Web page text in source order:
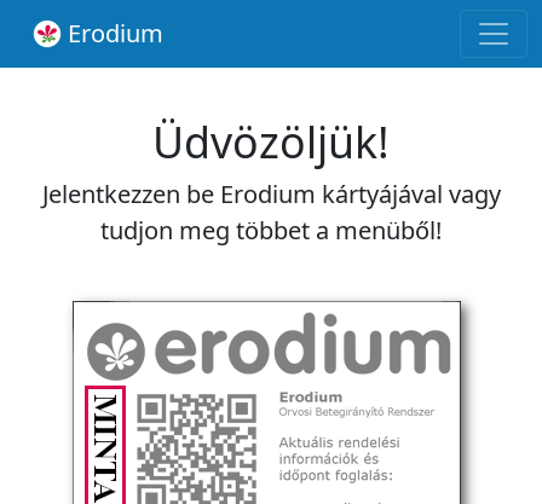
Erodium
Üdvözöljük!
Jelentkezzen be Erodium kártyájával vagy
tudjon meg többet a menüből!